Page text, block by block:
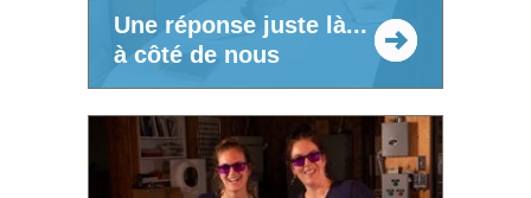
Une réponse juste là...
à côté de nous